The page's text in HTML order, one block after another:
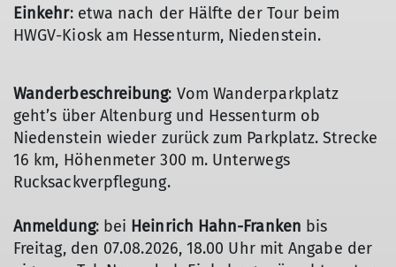
Einkehr: etwa nach der Hälfte der Tour beim
HWGV-Kiosk am Hessenturm, Niedenstein.
Wanderbeschreibung: Vom Wanderparkplatz
geht’s über Altenburg und Hessenturm ob
Niedenstein wieder zurück zum Parkplatz. Strecke
16 km, Höhenmeter 300 m. Unterwegs
Rucksackverpflegung.
Anmeldung: bei Heinrich Hahn-Franken bis
Freitag, den 07.08.2026, 18.00 Uhr mit Angabe der